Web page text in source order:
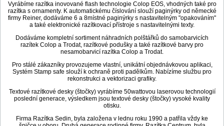
Vyrábíme razítka inovované flash technologie Colop EOS, vhodných také pro
razítka s ornamenty. K automatickému číslování slouží paginýrky od německé
firmy Reiner, dodáváme 6 a 8místné paginýrky s nastavitelným "opakováním"
a také elektronické razítkovací přístroje s nastavitelnými texty.
Dodáváme kompletní sortiment náhradních polštářků do samobarvicích
razítek Colop a Trodat, razítkové podušky a také razítkové barvy pro
nesamobarvicí razítka Colop a Trodat.
Pro stálé zákazníky provozujeme vlastní, unikátní objednávkovou aplikaci,
Systém Stamp safe slouží k ochraně proti padělkům. Nabízíme službu pro
rekonstrukci a vektorizaci grafiky.
Textové razítkové desky (štočky) vyrábíme 50wattovou laserovou technologií
poslední generace, výsledkem jsou textové desky (štočky) vysoké kvality
otisku.
Firma Razítka Sedin, byla založena v lednu roku 1990 a patřila vždy ke